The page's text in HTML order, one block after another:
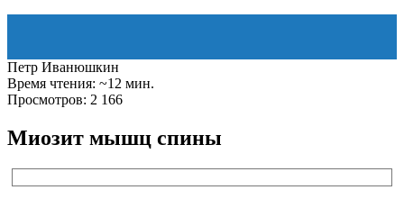
Петр Иванюшкин
Время чтения: ~12 мин.
Просмотров: 2 166
Миозит мышц спины